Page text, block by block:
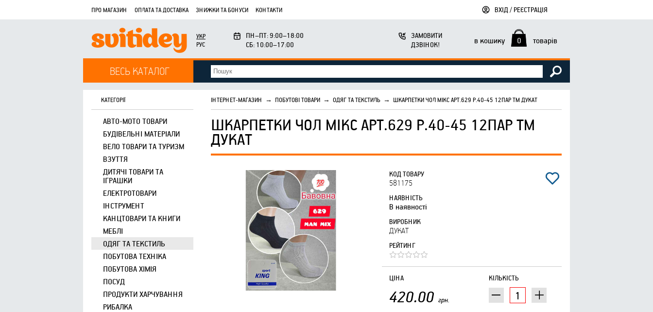
ПРО МАГАЗИН ОПЛАТА ТА ДОСТАВКА ЗНИЖКИ ТА БОНУСИ КОНТАКТИ ВХІД / РЕЄСТРАЦІЯ
УКР
РУС
ПН–ПТ: 9:00–18:00
СБ: 10:00–17:00
ЗАМОВИТИ
ДЗВІНОК!
в кошику 0 товарів
ВЕСЬ КАТАЛОГ
КАТЕГОРІЇ
АВТО-МОТО ТОВАРИ
БУДІВЕЛЬНІ МАТЕРІАЛИ
ВЕЛО ТОВАРИ ТА ТУРИЗМ
ВЗУТТЯ
ДИТЯЧІ ТОВАРИ ТА
ІГРАШКИ
ЕЛЕКТРОТОВАРИ
ІНСТРУМЕНТ
КАНЦТОВАРИ ТА КНИГИ
МЕБЛІ
ОДЯГ ТА ТЕКСТИЛЬ
ПОБУТОВА ТЕХНІКА
ПОБУТОВА ХІМІЯ
ПОСУД
ПРОДУКТИ ХАРЧУВАННЯ
РИБАЛКА
ІНТЕРНЕТ-МАГАЗИН → ПОБУТОВІ ТОВАРИ → ОДЯГ ТА ТЕКСТИЛЬ → ШКАРПЕТКИ ЧОЛ МІКС АРТ.629 Р.40-45 12ПАР ТМ ДУКАТ
ШКАРПЕТКИ ЧОЛ МІКС АРТ.629 Р.40-45 12ПАР ТМ
ДУКАТ
КОД ТОВАРУ
581175
НАЯВНІСТЬ
В наявності
ВИРОБНИК
ДУКАТ
РЕЙТИНГ
КІЛЬКІСТЬ
ЦІНА
420.00 грн.